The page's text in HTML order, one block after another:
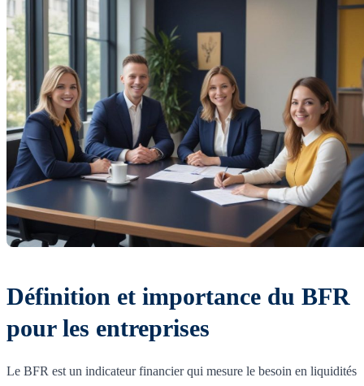
Définition et importance du BFR
pour les entreprises
Le BFR est un indicateur financier qui mesure le besoin en liquidités